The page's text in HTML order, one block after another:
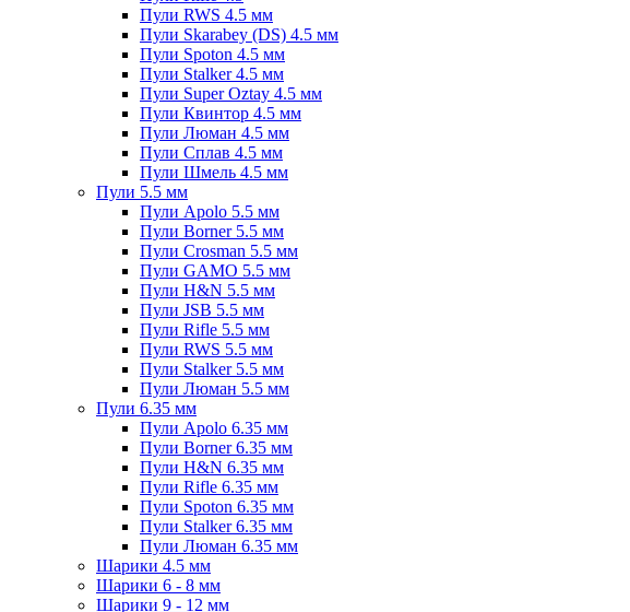
Пули RWS 4.5 мм
Пули Skarabey (DS) 4.5 мм
Пули Spoton 4.5 мм
Пули Stalker 4.5 мм
Пули Super Oztay 4.5 мм
Пули Квинтор 4.5 мм
Пули Люман 4.5 мм
Пули Сплав 4.5 мм
Пули Шмель 4.5 мм
Пули 5.5 мм
Пули Apolo 5.5 мм
Пули Borner 5.5 мм
Пули Crosman 5.5 мм
Пули GAMO 5.5 мм
Пули H&N 5.5 мм
Пули JSB 5.5 мм
Пули Rifle 5.5 мм
Пули RWS 5.5 мм
Пули Stalker 5.5 мм
Пули Люман 5.5 мм
Пули 6.35 мм
Пули Apolo 6.35 мм
Пули Borner 6.35 мм
Пули H&N 6.35 мм
Пули Rifle 6.35 мм
Пули Spoton 6.35 мм
Пули Stalker 6.35 мм
Пули Люман 6.35 мм
Шарики 4.5 мм
Шарики 6 - 8 мм
Шарики 9 - 12 мм